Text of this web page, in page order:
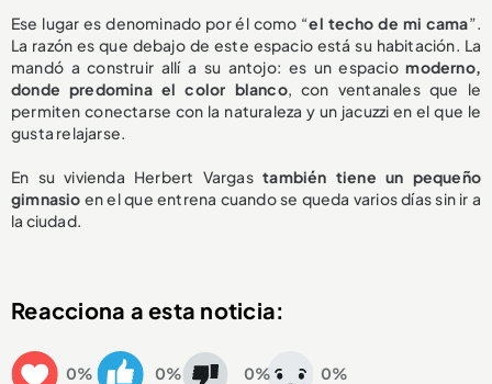
Ese lugar es denominado por él como “el techo de mi cama”.
La razón es que debajo de este espacio está su habitación. La
mandó a construir allí a su antojo: es un espaciomoderno,
donde predomina el color blanco, con ventanales que le
permiten conectarse con la naturaleza y un jacuzzi en el que le
gusta relajarse.
En su vivienda Herbert Vargastambién tiene un pequeño
gimnasio en el que entrena cuando se queda varios días sin ir a
la ciudad.
Reacciona a esta noticia:
0% 0% 0% 0%